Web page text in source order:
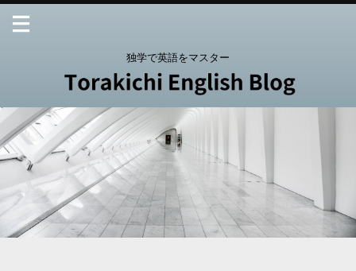
独学で英語をマスター